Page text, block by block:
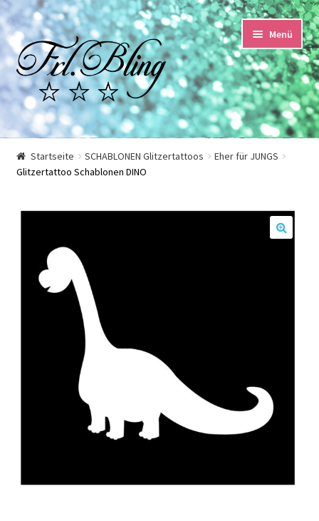
Zur
Navigation
springen
Springe
zum
Inhalt
Menü
Start
AGB und Kundeninformationen
Datenschutzerklärung
Echtheit von Bewertungen
Impressum
Mein Konto
Produktinfos
Versandbedingungen
Startseite SCHABLONEN Glitzertattoos
Eher für JUNGS
Glitzertattoo Schablonen DINO